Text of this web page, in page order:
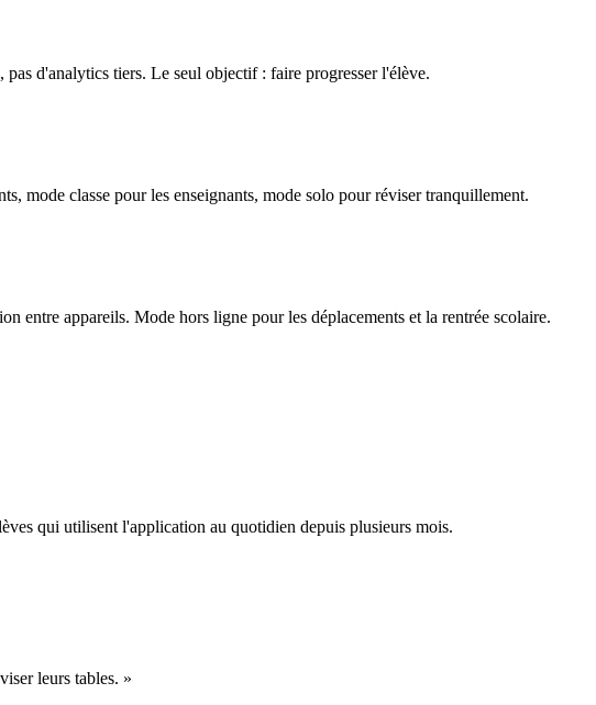
d'analytics tiers. Le seul objectif : faire progresser l'élève.
mode classe pour les enseignants, mode solo pour réviser tranquillement.
entre appareils. Mode hors ligne pour les déplacements et la rentrée scolaire.
qui utilisent l'application au quotidien depuis plusieurs mois.
leurs tables. »